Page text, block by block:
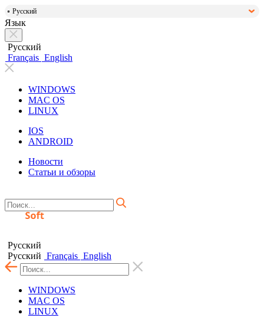
Русский
Язык
Русский
Français English
WINDOWS
MAC OS
LINUX
IOS
ANDROID
Новости
Статьи и обзоры
Русский
Русский Français English
WINDOWS
MAC OS
LINUX